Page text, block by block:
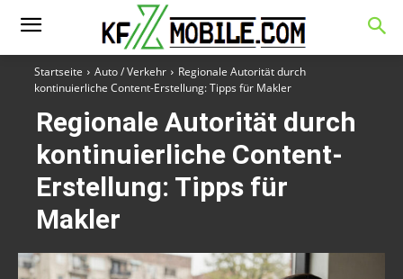
Startseite Auto / Verkehr
Regionale Autorität durch
kontinuierliche Content-Erstellung: Tipps für Makler
Regionale Autorität durch
kontinuierliche Content-
Erstellung: Tipps für
Makler